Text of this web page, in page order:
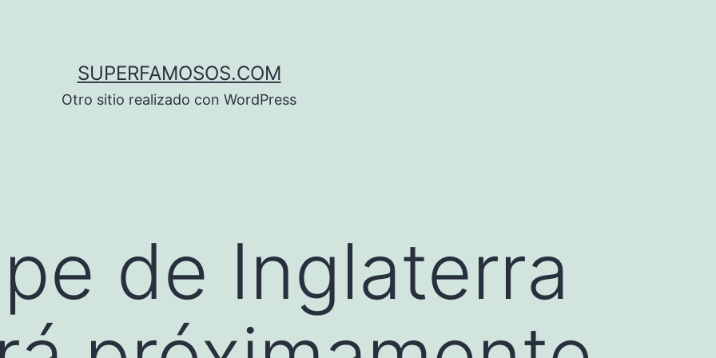
SUPERFAMOSOS.COM
Otro sitio realizado con WordPress
de Inglaterra